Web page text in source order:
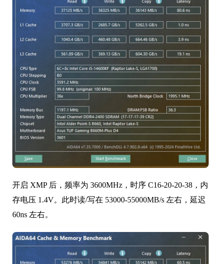
开启 XMP 后，频率为 3600MHz，时序 C16-20-20-38，内
存电压 1.4V。此时读/写在 53000-55000MB/s 左右，延迟
60ns 左右。